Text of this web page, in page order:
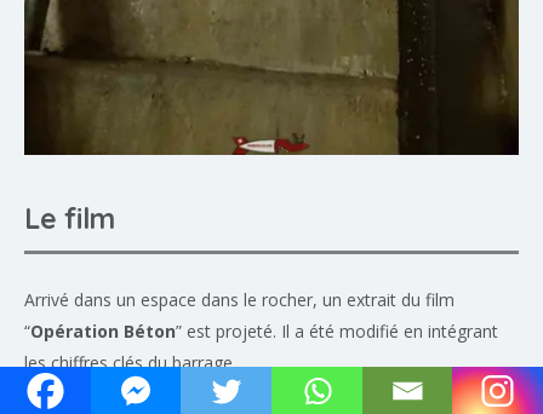
Le film
Arrivé dans un espace dans le rocher, un extrait du film
“Opération Béton” est projeté. Il a été modifié en intégrant
les chiffres clés du barrage.
Le film sur la construction du barrage.